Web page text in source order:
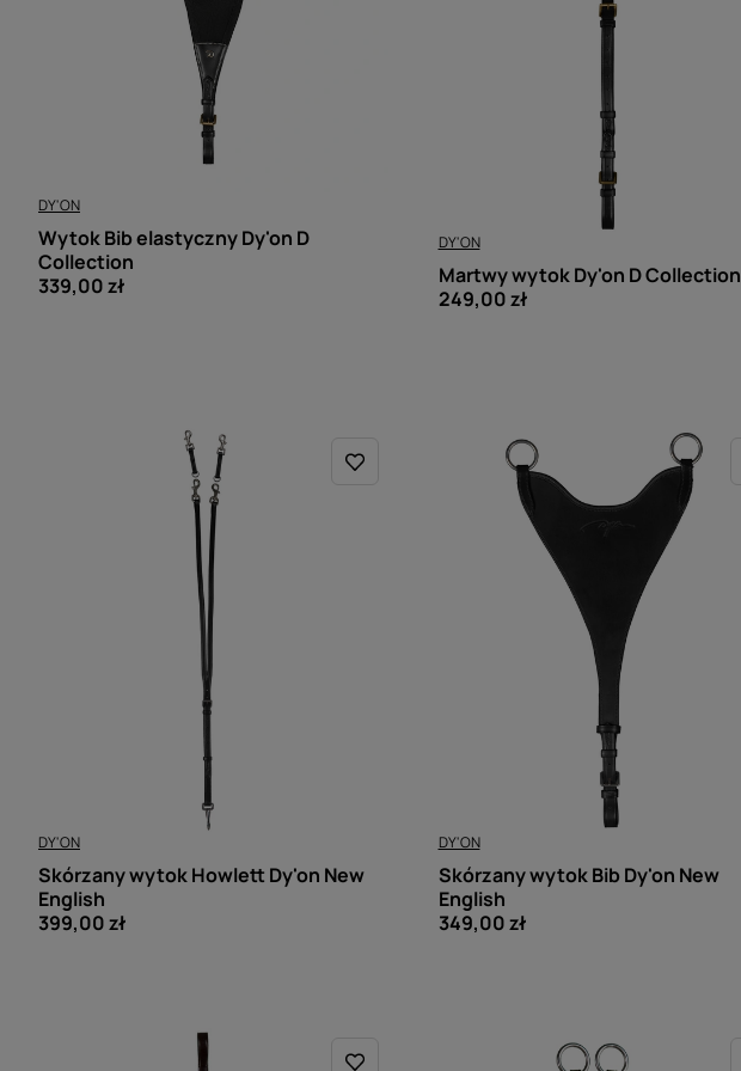
DY'ON
Wytok Bib elastyczny Dy'on D
Collection
339,00 zł
DY'ON
Martwy wytok Dy'on D Collection
249,00 zł
DY'ON
Skórzany wytok Howlett Dy'on New
English
399,00 zł
DY'ON
Skórzany wytok Bib Dy'on New
English
349,00 zł